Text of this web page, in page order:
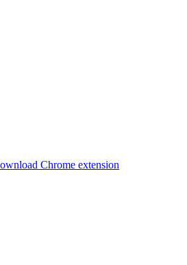
Chrome extension